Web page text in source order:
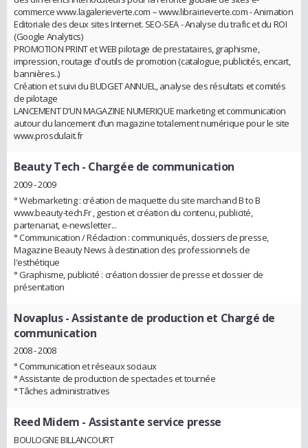
commerce www.lagalerieverte.com – www.librairieverte.com - Animation
Editoriale des deux sites Internet. SEO-SEA - Analyse du trafic et du ROI
(Google Analytics)
PROMOTION PRINT et WEB pilotage de prestataires, graphisme,
impression, routage d'outils de promotion (catalogue, publicités, encart,
bannières..)
Création et suivi du BUDGET ANNUEL, analyse des résultats et comités
de pilotage
LANCEMENT D’UN MAGAZINE NUMERIQUE marketing et communication
autour du lancement d’un magazine totalement numérique pour le site
www.prosdulait.fr
Beauty Tech - Chargée de communication
2009 - 2009
° Webmarketing : création de maquette du site marchand B to B
www.beauty-tech.Fr , gestion et création du contenu, publicité,
partenariat, e-newsletter...
° Communication / Rédaction : communiqués, dossiers de presse,
Magazine Beauty News à destination des professionnels de
l'esthétique
° Graphisme, publicité : création dossier de presse et dossier de
présentation
Novaplus- Assistante de production et Chargé de
communication
2008 - 2008
° Communication et réseaux sociaux
° Assistante de production de spectacles et tournée
° Tâches administratives
Reed Midem - Assistante service presse
BOULOGNE BILLANCOURT